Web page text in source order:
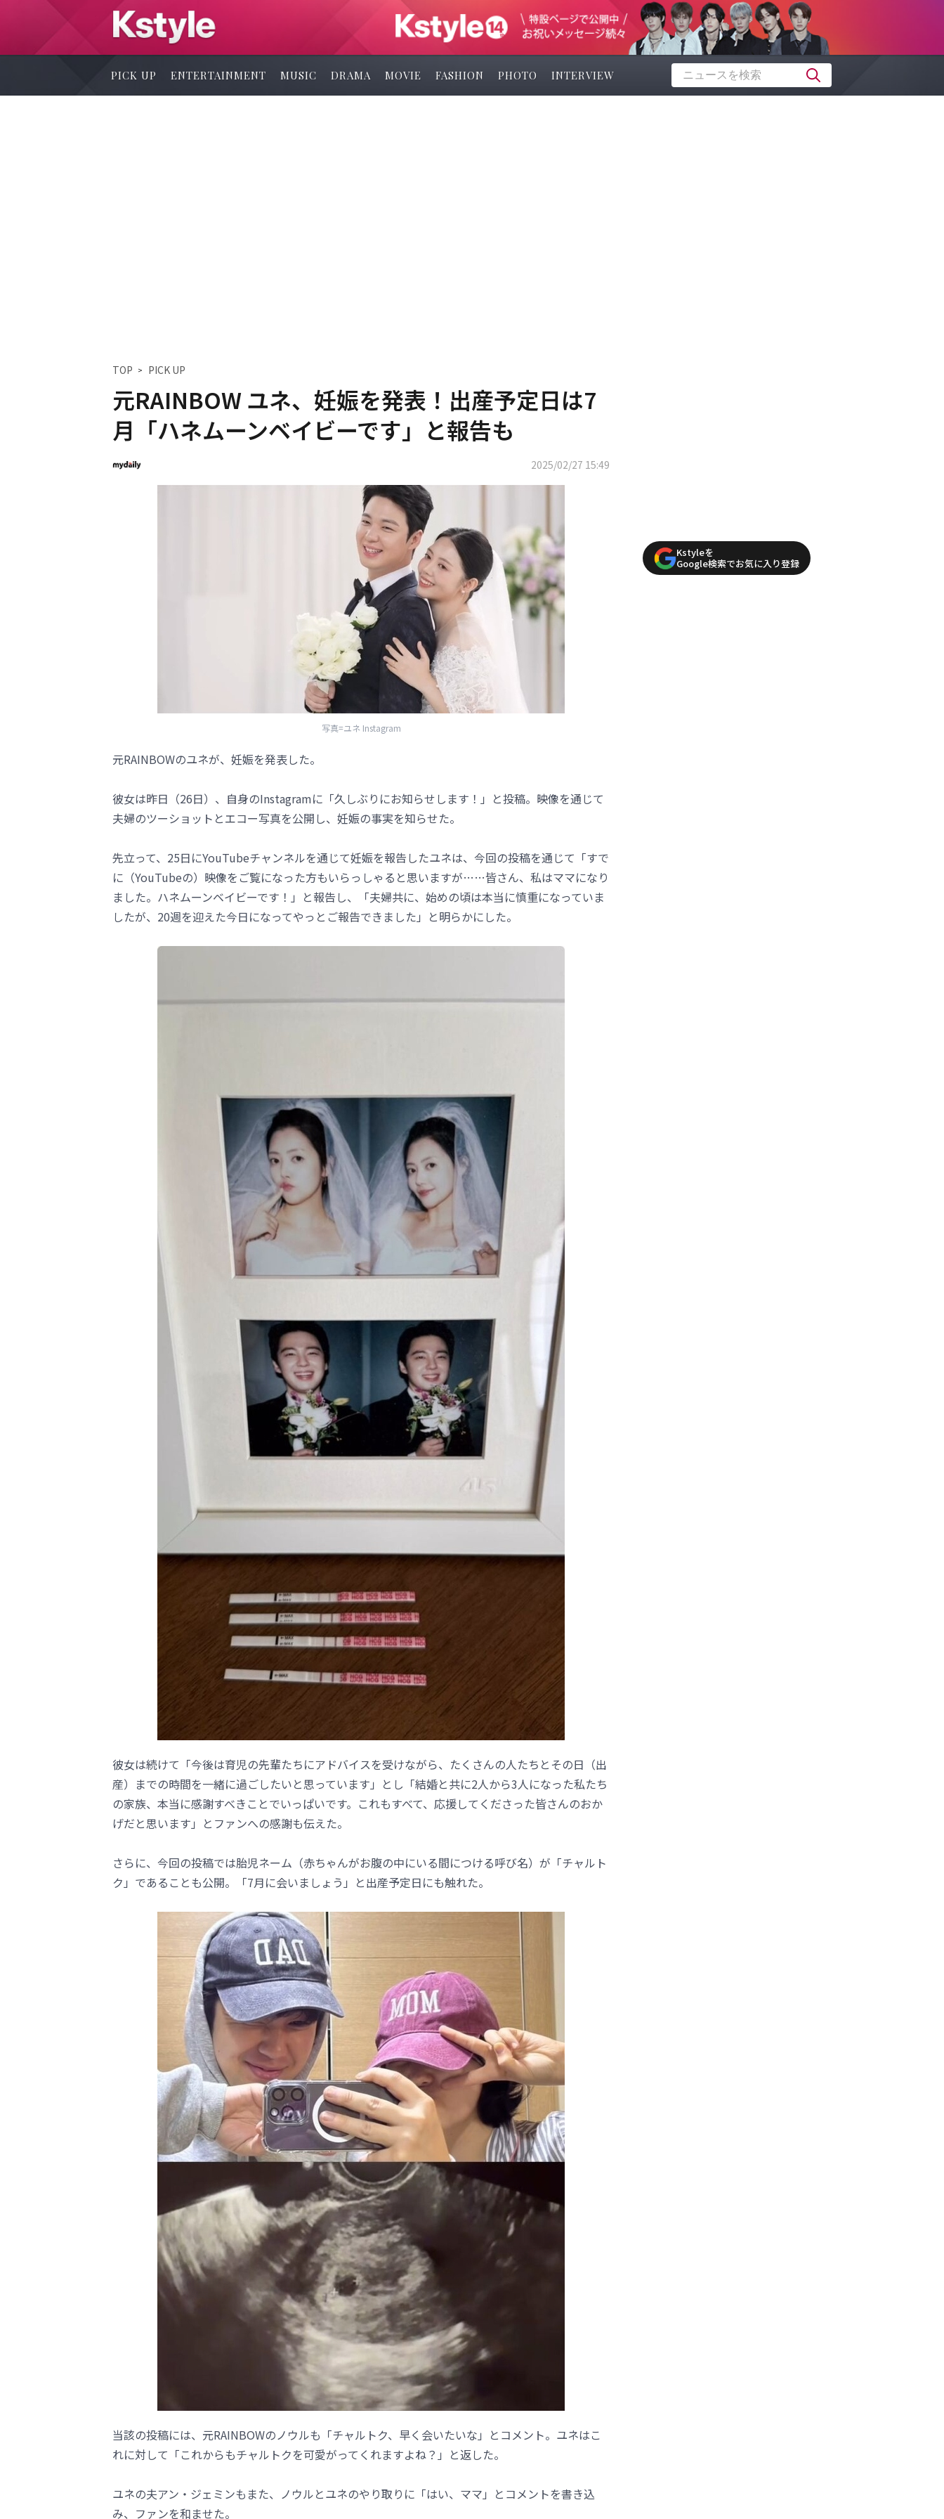
PICK UP ENTERTAINMENT MUSIC DRAMA MOVIE FASHION PHOTO INTERVIEW
TOP PICK UP
元RAINBOW ユネ、妊娠を発表！出産予定日は7
月「ハネムーンベイビーです」と報告も
2025/02/27 15:49
写真=ユネ Instagram
元RAINBOWのユネが、妊娠を発表した。
彼女は昨日（26日）、自身のInstagramに「久しぶりにお知らせします！」と投稿。映像を通じて
夫婦のツーショットとエコー写真を公開し、妊娠の事実を知らせた。
先立って、25日にYouTubeチャンネルを通じて妊娠を報告したユネは、今回の投稿を通じて「すで
に（YouTubeの）映像をご覧になった方もいらっしゃると思いますが……皆さん、私はママになり
ました。ハネムーンベイビーです！」と報告し、「夫婦共に、始めの頃は本当に慎重になっていま
したが、20週を迎えた今日になってやっとご報告できました」と明らかにした。
彼女は続けて「今後は育児の先輩たちにアドバイスを受けながら、たくさんの人たちとその日（出
産）までの時間を一緒に過ごしたいと思っています」とし「結婚と共に2人から3人になった私たち
の家族、本当に感謝すべきことでいっぱいです。これもすべて、応援してくださった皆さんのおか
げだと思います」とファンへの感謝も伝えた。
さらに、今回の投稿では胎児ネーム（赤ちゃんがお腹の中にいる間につける呼び名）が「チャルト
ク」であることも公開。「7月に会いましょう」と出産予定日にも触れた。
当該の投稿には、元RAINBOWのノウルも「チャルトク、早く会いたいな」とコメント。ユネはこ
れに対して「これからもチャルトクを可愛がってくれますよね？」と返した。
ユネの夫アン・ジェミンもまた、ノウルとユネのやり取りに「はい、ママ」とコメントを書き込
み、ファンを和ませた。
Kstyleを
Google検索でお気に入り登録